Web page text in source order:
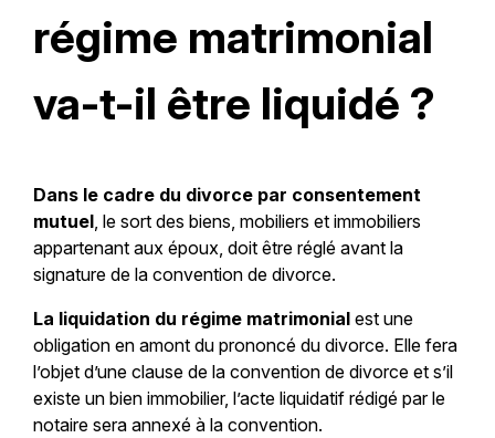
régime matrimonial
va-t-il être liquidé ?
Dans le cadre du divorce par consentement
mutuel, le sort des biens, mobiliers et immobiliers
appartenant aux époux, doit être réglé avant la
signature de la convention de divorce.
La liquidation du régime matrimonialest une
obligation en amont du prononcé du divorce. Elle fera
l’objet d’une clause de la convention de divorce et s’il
existe un bien immobilier, l’acte liquidatif rédigé par le
notaire sera annexé à la convention.